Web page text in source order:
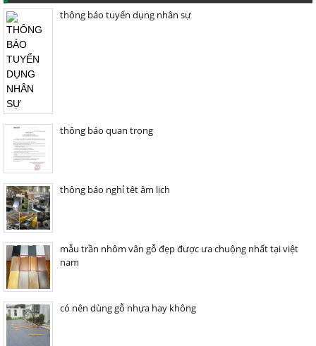
thông báo tuyển dụng nhân sự
thông báo quan trọng
thông báo nghỉ têt âm lịch
mẫu trần nhôm vân gỗ đẹp được ưa chuộng nhất tại việt
nam
có nên dùng gỗ nhựa hay không